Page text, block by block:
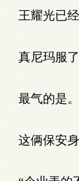
王耀光已经
真尼玛服了
最气的是。
这俩保安身